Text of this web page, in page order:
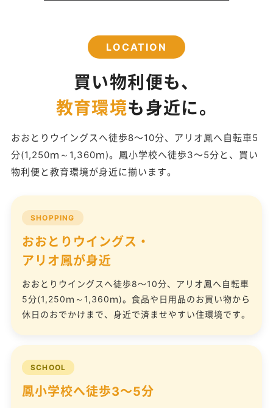
LOCATION
買い物利便も、
教育環境も身近に。
おおとりウイングスへ徒歩8〜10分、アリオ鳳へ自転車5
分(1,250ｍ～1,360ｍ)。鳳小学校へ徒歩3〜5分と、買い
物利便と教育環境が身近に揃います。
SHOPPING
おおとりウイングス・
アリオ鳳が身近
おおとりウイングスへ徒歩8〜10分、アリオ鳳へ自転車
5分(1,250ｍ～1,360ｍ)。食品や日用品のお買い物から
休日のおでかけまで、身近で済ませやすい住環境です。
SCHOOL
鳳小学校へ徒歩3〜5分